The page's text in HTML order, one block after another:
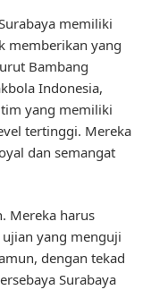
memiliki
memberikan yang
Bambang
Indonesia,
tim yang memiliki
tertinggi. Mereka
dan semangat
Mereka harus
yang menguji
dengan tekad
Surabaya